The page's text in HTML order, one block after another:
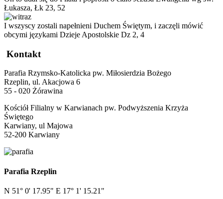
Łukasza, Łk 23, 52
I wszyscy zostali napełnieni Duchem Świętym, i zaczęli mówić
obcymi językami Dzieje Apostolskie Dz 2, 4
Kontakt
Parafia Rzymsko-Katolicka pw. Miłosierdzia Bożego
Rzeplin, ul. Akacjowa 6
55 - 020 Żórawina
Kościół Filialny w Karwianach pw. Podwyższenia Krzyża
Świętego
Karwiany, ul Majowa
52-200 Karwiany
Parafia Rzeplin
N 51° 0' 17.95" E 17° 1' 15.21"